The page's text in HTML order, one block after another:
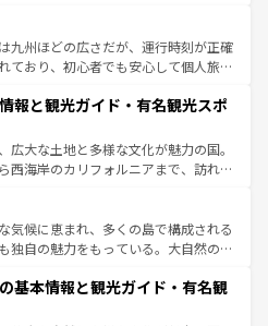
体験してほしい。 なお、新着の
ンツ一覧を参照してほしい。
力がある。また、優雅なアフタヌーン
にはたまらない英国パブ、サッカー観
こそできる体験も豊富。イギリスを旅
ほしい。
九州ほどの広さだが、運行時刻が正確
ており、初心者でも安心して個人旅行
る町や、スイスならではのユニークな
プス観光だけでなく町歩きも満喫する
の所得が高いため物価も高いが、旅行
供のサービスもあり、うまく活用すれ
報と観光ガイド・有名観光スポ
広大な土地と多様な文化が魅力の国。
西海岸のカリフォルニアまで、訪れる
、観光、ショッピング、エンターテイ
刺激的なスポットだ。一方、アメリカ
がり、グランドキャニオンやイエロー
ズでは、音楽と美食が融合した独特の
はアメリカの各地域で異なる魅力を楽
気候に恵まれ、多くの島で構成される
独自の魅力をもっている。大自然の神
。また、定番の観光地といえばオアフ
を求めるならマウイ島やカウアイ島が
基本情報と観光ガイド・有名観